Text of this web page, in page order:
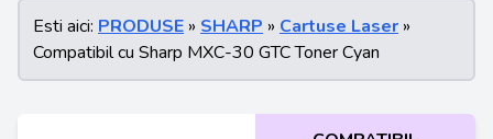
Esti aici: PRODUSE » SHARP » Cartuse Laser »
Compatibil cu Sharp MXC-30 GTC Toner Cyan